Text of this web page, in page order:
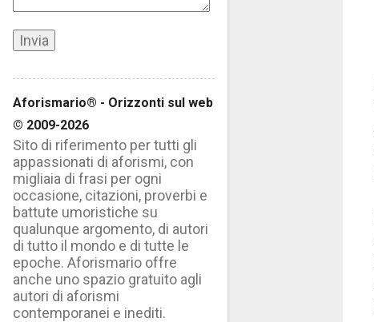
Aforismario® - Orizzonti sul web
© 2009-2026
Sito di riferimento per tutti gli
appassionati di aforismi, con
migliaia di frasi per ogni
occasione, citazioni, proverbi e
battute umoristiche su
qualunque argomento, di autori
di tutto il mondo e di tutte le
epoche. Aforismario offre
anche uno spazio gratuito agli
autori di aforismi
contemporanei e inediti.